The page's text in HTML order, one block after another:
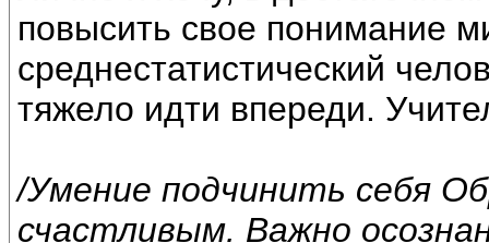
повысить свое понимание
среднестатистический
тяжело идти впереди.
/Умение подчинить себя
счастливым. Важно